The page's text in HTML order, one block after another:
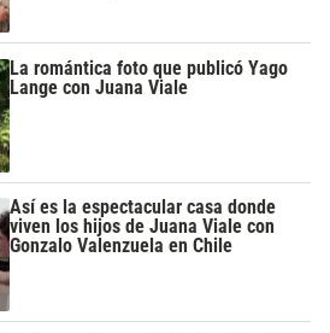
La romántica foto que publicó Yago
Lange con Juana Viale
Así es la espectacular casa donde
viven los hijos de Juana Viale con
Gonzalo Valenzuela en Chile